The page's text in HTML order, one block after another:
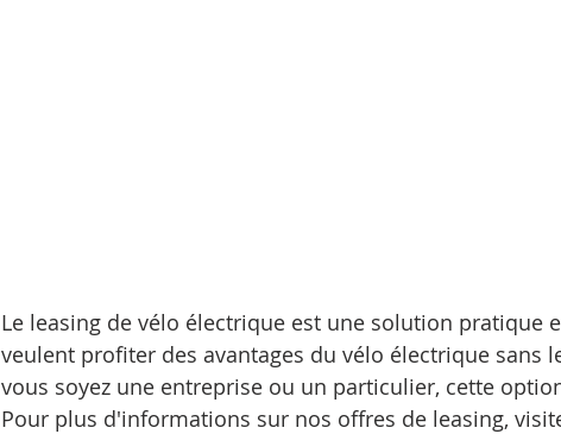
Le leasing de vélo électrique est une solution pratique
veulent profiter des avantages du vélo électrique sans
vous soyez une entreprise ou un particulier, cette
Pour plus d'informations sur nos offres de leasing,